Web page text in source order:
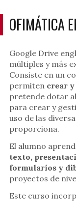
OFIMÁTICA
Google Drive
múltiples y más
Consiste en un
permiten crear
pretende dotar
para crear y
uso de las
proporciona.
El alumno
texto,
formularios y
proyectos de
Este curso